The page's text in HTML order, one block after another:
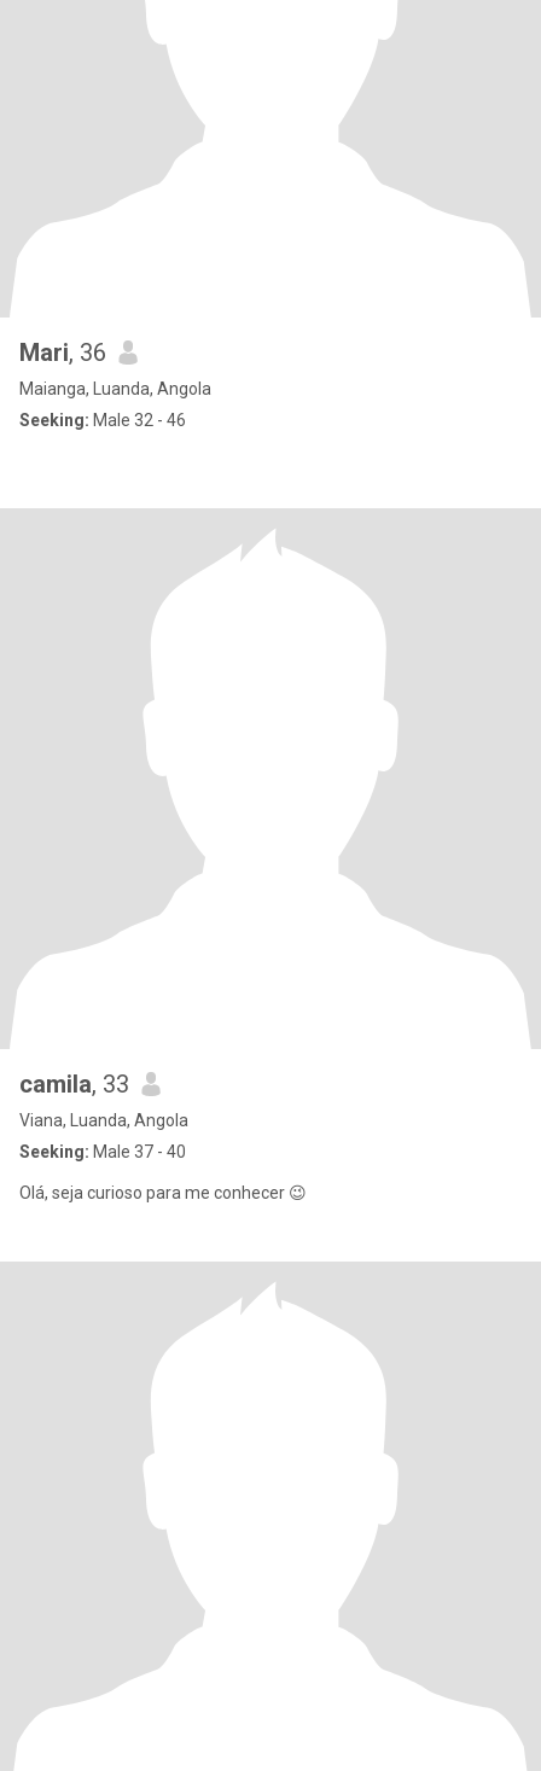
Mari, 36
Maianga, Luanda, Angola
Seeking: Male 32 - 46
camila, 33
Viana, Luanda, Angola
Seeking: Male 37 - 40
Olá, seja curioso para me conhecer 😉